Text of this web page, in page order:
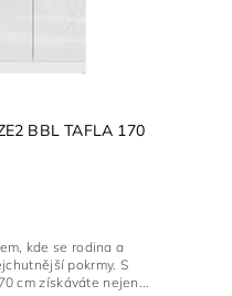
BBL TAFLA 170
kde se rodina a
pokrmy. S
cm získáváte nejen...